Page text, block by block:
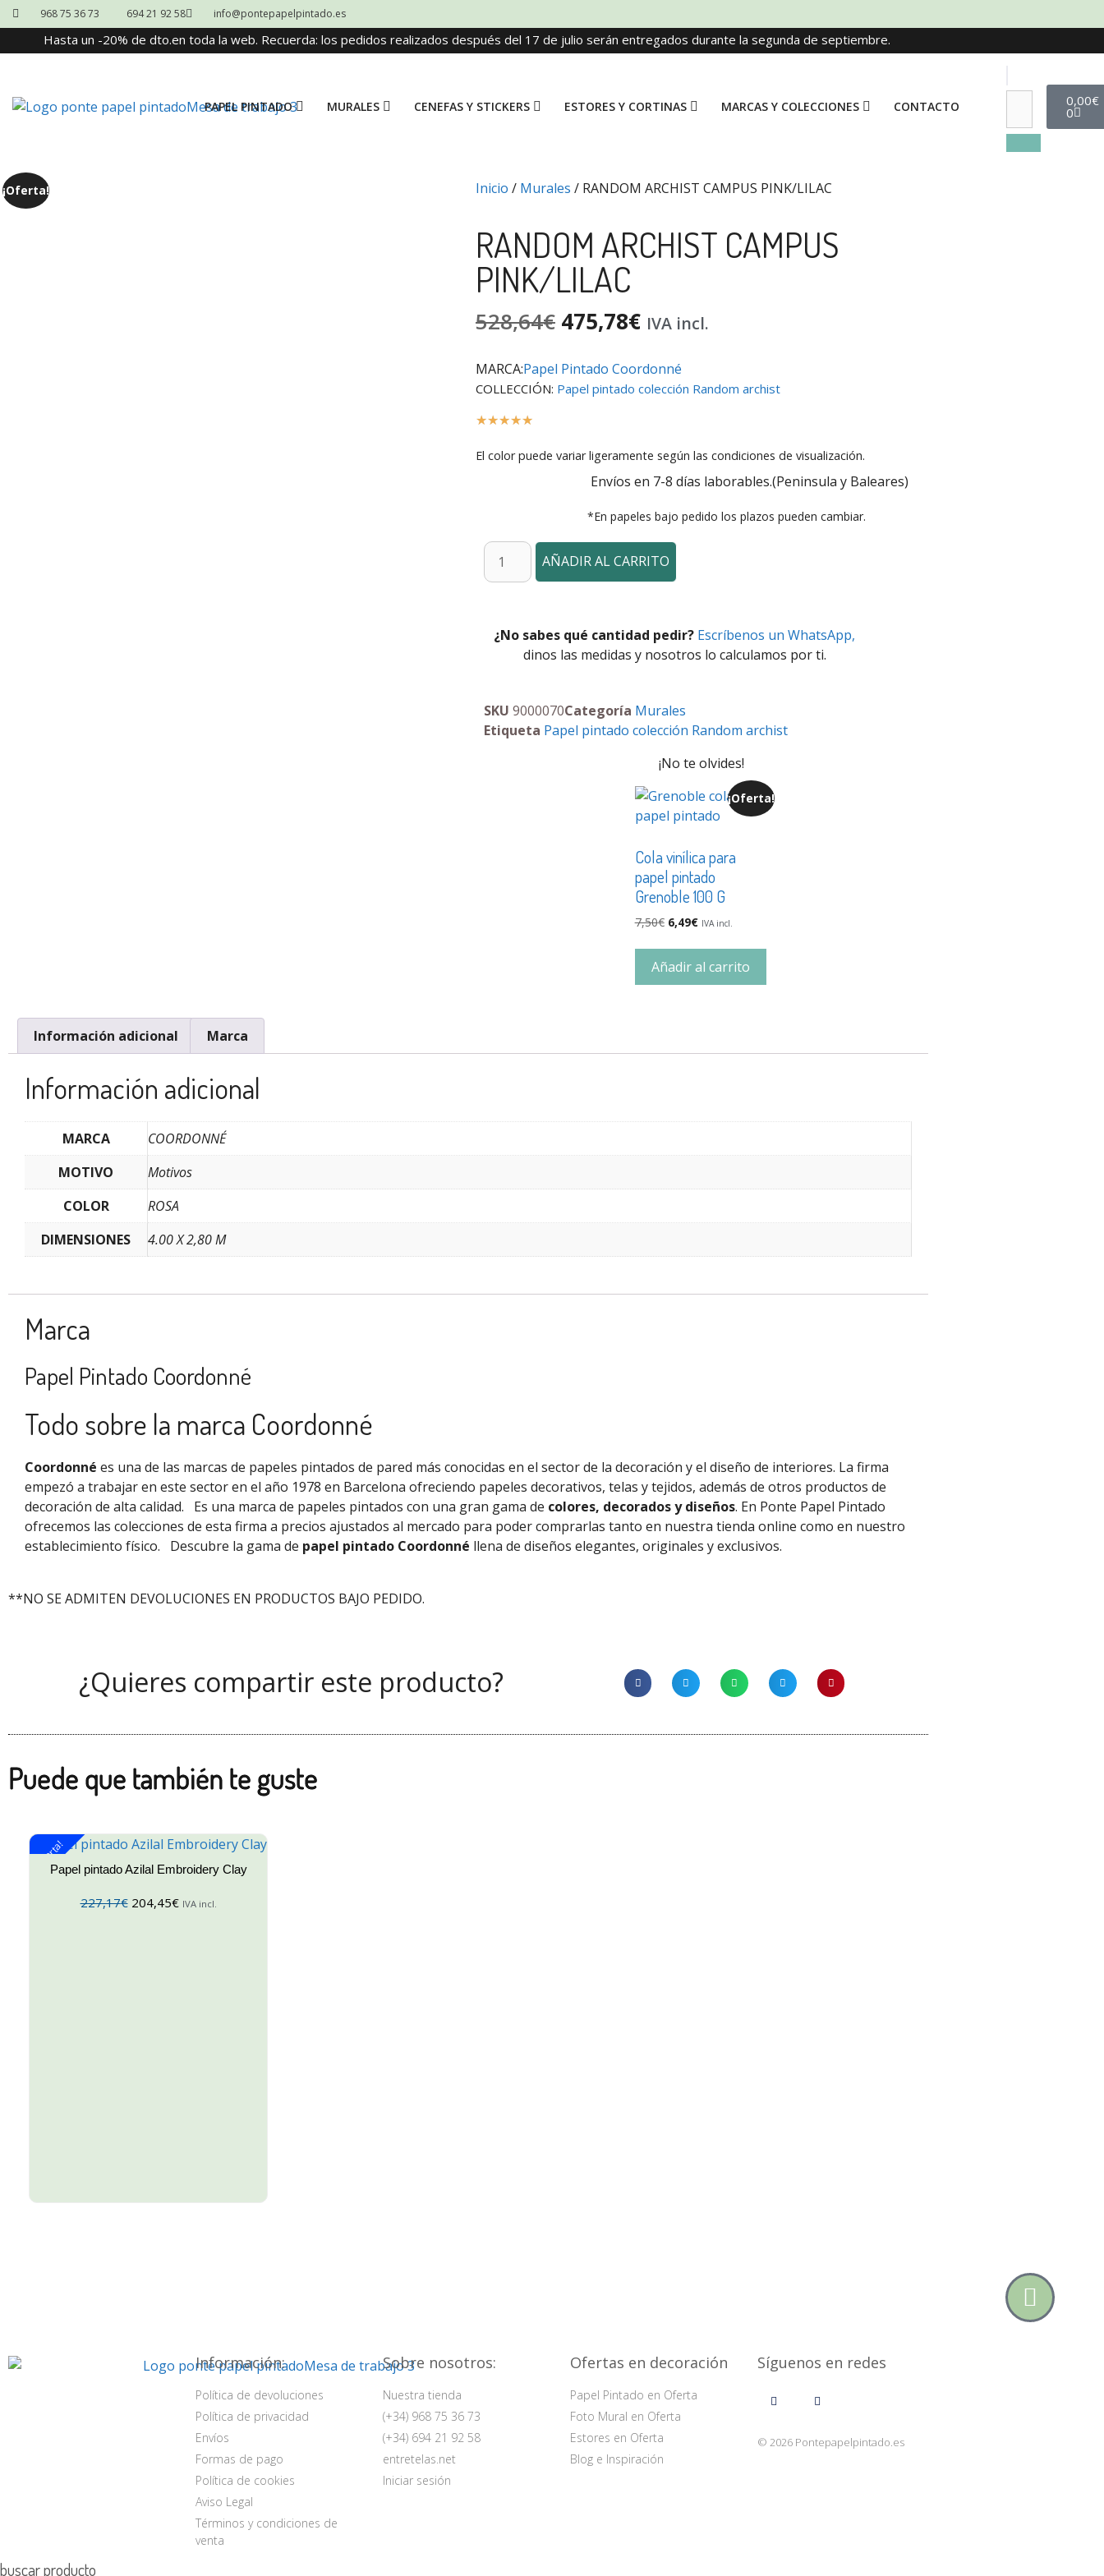
968 75 36 73 694 21 92 58 info@pontepapelpintado.es
Hasta un -20% de dto.en toda la web. Recuerda: los pedidos realizados después del 17 de julio serán entregados durante la segunda de septiembre.
PAPEL PINTADO MURALES CENEFAS Y STICKERS ESTORES Y CORTINAS MARCAS Y COLECCIONES CONTACTO 0,00€
0
¡Oferta! Inicio / Murales / RANDOM ARCHIST CAMPUS PINK/LILAC
RANDOM ARCHIST CAMPUS
PINK/LILAC
528,64€ 475,78€ IVA incl.
MARCA:Papel Pintado Coordonné
COLLECCIÓN: Papel pintado colección Random archist
☆☆☆☆☆
El color puede variar ligeramente según las condiciones de visualización.
Envíos en 7-8 días laborables.(Peninsula y Baleares)
*En papeles bajo pedido los plazos pueden cambiar.
AÑADIR AL CARRITO
¿No sabes qué cantidad pedir? Escríbenos un WhatsApp,
dinos las medidas y nosotros lo calculamos por ti.
SKU 9000070Categoría Murales
Etiqueta Papel pintado colección Random archist
¡No te olvides!
¡Oferta!
Cola vinílica para
papel pintado
Grenoble 100 G
7,50€ 6,49€ IVA incl.
Añadir al carrito
Información adicional Marca
Información adicional
MARCA
COORDONNÉ
MOTIVO
Motivos
COLOR
ROSA
DIMENSIONES
4.00 X 2,80 M
Marca
Papel Pintado Coordonné
Todo sobre la marca Coordonné
Coordonné es una de las marcas de papeles pintados de pared más conocidas en el sector de la decoración y el diseño de interiores. La firma
empezó a trabajar en este sector en el año 1978 en Barcelona ofreciendo papeles decorativos, telas y tejidos, además de otros productos de
decoración de alta calidad.
Es una marca de papeles pintados con una gran gama de colores, decorados y diseños. En Ponte Papel Pintado
ofrecemos las colecciones de esta firma a precios ajustados al mercado para poder comprarlas tanto en nuestra tienda online como en nuestro
establecimiento físico.
Descubre la gama de papel pintado Coordonné llena de diseños elegantes, originales y exclusivos.
**NO SE ADMITEN DEVOLUCIONES EN PRODUCTOS BAJO PEDIDO.
¿Quieres compartir este producto?
Puede que también te guste
¡Oferta!Papel pintado Azilal Embroidery Clay
227,17€ 204,45€ IVA incl.
Información:
Política de devoluciones
Política de privacidad
Envíos
Formas de pago
Política de cookies
Aviso Legal
Términos y condiciones de
venta
Sobre nosotros:
Nuestra tienda
(+34) 968 75 36 73
(+34) 694 21 92 58
entretelas.net
Iniciar sesión
Ofertas en decoración
Papel Pintado en Oferta
Foto Mural en Oferta
Estores en Oferta
Blog e Inspiración
Síguenos en redes
© 2026 Pontepapelpintado.es
buscar producto